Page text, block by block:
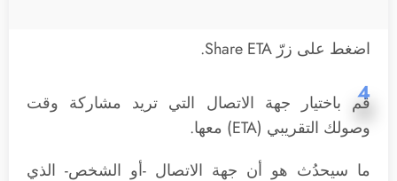
اضغط على زرّ Share ETA.
4
قم باختيار جهة الاتصال التي تريد مشاركة وقت
وصولك التقريبي (ETA) معها.
ما سيحدُث هو أن جهة الاتصال -أو الشخص- الذي